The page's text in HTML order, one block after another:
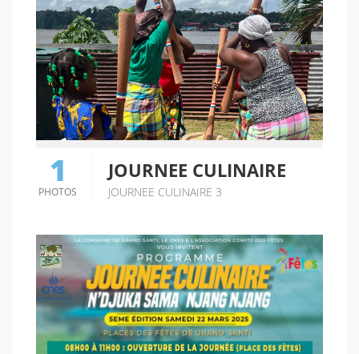
1
PHOTOS
JOURNEE CULINAIRE
JOURNEE CULINAIRE 3